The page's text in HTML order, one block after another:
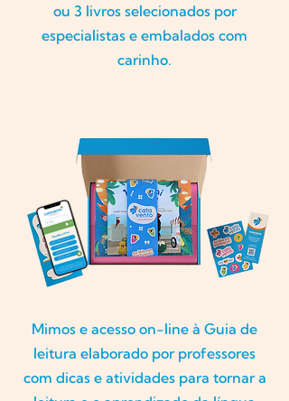
ou 3 livros selecionados por
especialistas e embalados com
carinho.
Mimos e acesso on-line à Guia de
leitura elaborado por professores
com dicas e atividades para tornar a